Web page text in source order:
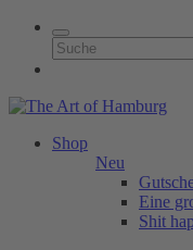
Shop
Neu
Eine
Shit